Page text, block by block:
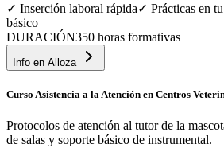
✓ Inserción laboral rápida✓ Prácticas en
básico
DURACIÓN350 horas formativas
Info en Alloza
Curso Asistencia a la Atención en Centros
Protocolos de atención al tutor de la
de salas y soporte básico de instrumental.